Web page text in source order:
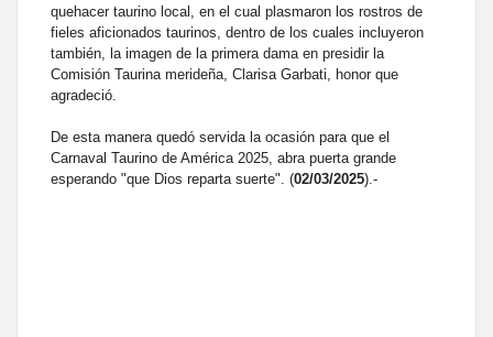
quehacer taurino local, en el cual plasmaron los rostros de
fieles aficionados taurinos, dentro de los cuales incluyeron
también, la imagen de la primera dama en presidir la
Comisión Taurina merideña, Clarisa Garbati, honor que
agradeció.
De esta manera quedó servida la ocasión para que el
Carnaval Taurino de América 2025, abra puerta grande
esperando "que Dios reparta suerte". (02/03/2025).-